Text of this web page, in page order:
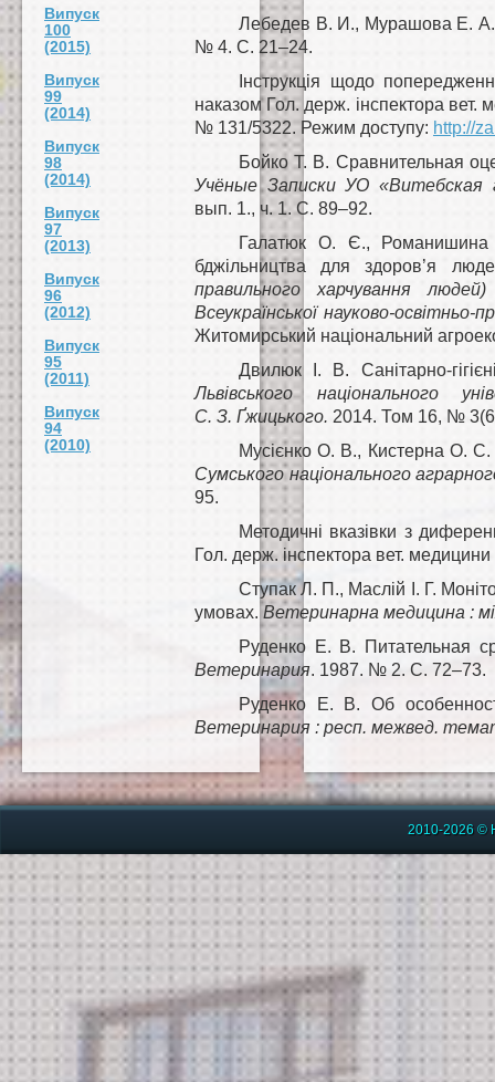
Випуск
100
(2015)
Випуск
99
(2014)
Випуск
98
(2014)
Випуск
97
(2013)
Випуск
96
(2012)
Випуск
95
(2011)
Випуск
94
(2010)
Лебедев В. И., Мурашова Е. А.
№ 4. С. 21–24.
Інструкція щодо
наказом Гол. держ. інспектора вет.
№ 131/5322. Режим доступу: http://
Бойко Т. В. Сравнительная
Учёные Записки УО «Витебская
вып. 1., ч. 1. С. 89–92.
Галатюк О. Є.,
бджільництва для здоров’я
правильного харчування
Всеукраїнської науково-
Житомирський національний
Двилюк І. В. Санітарно-
Львівського національного
С. З. Ґжицького. 2014. Том 16, №
Мусієнко О. В., Кистерна О. С.
Сумського національного
95.
Методичні вказівки з
Гол. держ. інспектора вет.
Ступак Л. П., Маслій І. Г.
умовах. Ветеринарна медицина :
Руденко Е. В. Питательная
Ветеринария. 1987. № 2. С. 72–73.
Руденко Е. В. Об
Ветеринария : респ. межвед.
2010-2026 ©